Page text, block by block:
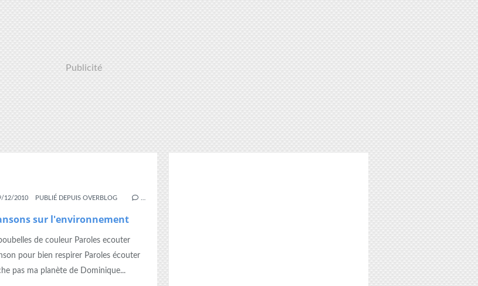
Publicité
12/2010 PUBLIÉ DEPUIS OVERBLOG
sur l'environnement
de couleur Paroles ecouter
pour bien respirer Paroles écouter
pas ma planète de Dominique...